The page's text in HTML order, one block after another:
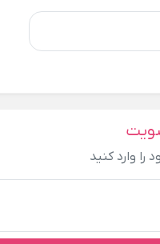
را وارد کنید